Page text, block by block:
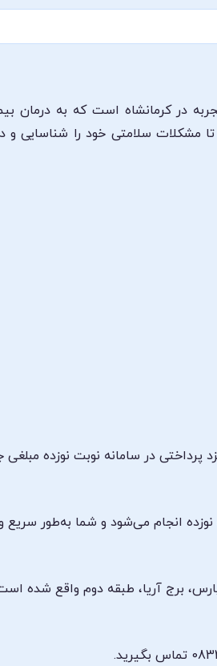
در کرمانشاه است که به درمان
مشکلات سلامتی خود را شناسایی و
در سامانه نوبت نوزده
نوزده انجام می‌شود و شما به‌طور
برج آریا، طبقه دوم واقع شده